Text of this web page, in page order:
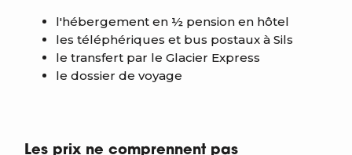
l'hébergement en ½ pension en hôtel
les téléphériques et bus postaux à Sils
le transfert par le Glacier Express
le dossier de voyage
Les prix ne comprennent pas